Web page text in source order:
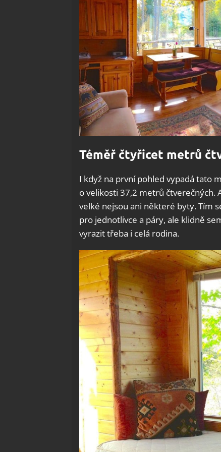
Téměř čtyřicet metrů
I když na první pohled vypadá tato
o velikosti 37,2 metrů čtverečných.
velké nejsou ani některé byty. Tím
pro jednotlivce a páry, ale klidně
vyrazit třeba i celá rodina.